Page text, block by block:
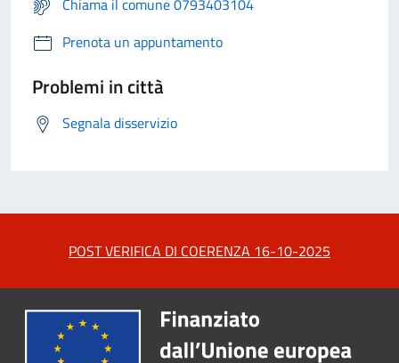
Prenota un appuntamento
Problemi in città
Segnala disservizio
POST VERIFICA DI COERENZA 16-10-2025